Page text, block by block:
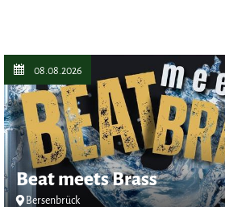
08.08.2026
Beat meets Brass
Bersenbrück